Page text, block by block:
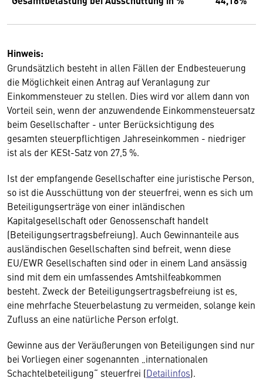
Hinweis:
Grundsätzlich besteht in allen Fällen der Endbesteuerung
die Möglichkeit einen Antrag auf Veranlagung zur
Einkommensteuer zu stellen. Dies wird vor allem dann von
Vorteil sein, wenn der anzuwendende Einkommensteuersatz
beim Gesellschafter - unter Berücksichtigung des
gesamten steuerpflichtigen Jahreseinkommen - niedriger
ist als der KESt-Satz von 27,5 %.
Ist der empfangende Gesellschafter eine juristische Person,
so ist die Ausschüttung von der steuerfrei, wenn es sich um
Beteiligungserträge von einer inländischen
Kapitalgesellschaft oder Genossenschaft handelt
(Beteiligungsertragsbefreiung). Auch Gewinnanteile aus
ausländischen Gesellschaften sind befreit, wenn diese
EU/EWR Gesellschaften sind oder in einem Land ansässig
sind mit dem ein umfassendes Amtshilfeabkommen
besteht. Zweck der Beteiligungsertragsbefreiung ist es,
eine mehrfache Steuerbelastung zu vermeiden, solange kein
Zufluss an eine natürliche Person erfolgt.
Gewinne aus der Veräußerungen von Beteiligungen sind nur
bei Vorliegen einer sogenannten „internationalen
Schachtelbeteiligung“ steuerfrei (Detailinfos).